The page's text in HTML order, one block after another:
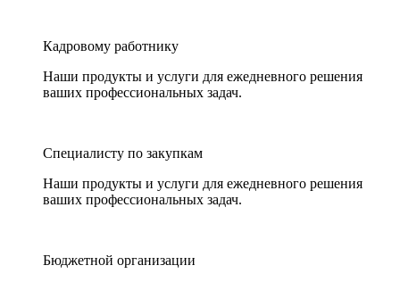
Кадровому работнику
Наши продукты и услуги для ежедневного решения
ваших профессиональных задач.
Специалисту по закупкам
Наши продукты и услуги для ежедневного решения
ваших профессиональных задач.
Бюджетной организации